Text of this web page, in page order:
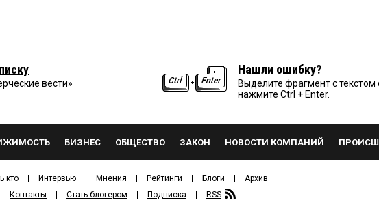
вести»
Нашли ошибку?
Выделите фрагмент с текстом
нажмите Ctrl + Enter.
БИЗНЕС ОБЩЕСТВО ЗАКОН НОВОСТИ КОМПАНИЙ
кто Интервью Мнения Рейтинги Блоги
Архив
Контакты Стать блогером Подписка RSS